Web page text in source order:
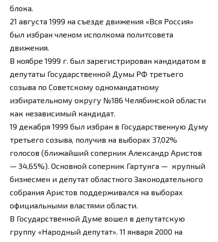
блока.
21 августа 1999 на съезде движения «Вся Россия»
был избран членом исполкома политсовета
движения.
В ноябре 1999 г. был зарегистрирован кандидатом в
депутаты Государственной Думы РФ третьего
созыва по Советскому одномандатному
избирательному округу №186 Челябинской области
как независимый кандидат.
19 декабря 1999 был избран в Государственную Думу
третьего созыва, получив на выборах 37,02%
голосов (ближайший соперник Александр Аристов
— 34,65%). Основной соперник Гартунга — крупный
бизнесмен и депутат областного Законодательного
собрания Аристов поддерживался на выборах
официальными властями области.
В Государственной Думе вошел в депутатскую
группу «Народный депутат». 11 января 2000 на